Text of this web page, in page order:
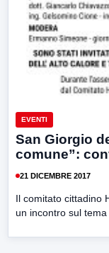
EVENTI
San Giorgio
comune”:
21 DICEMBRE 2017
Il comitato cittadino
un incontro sul tema